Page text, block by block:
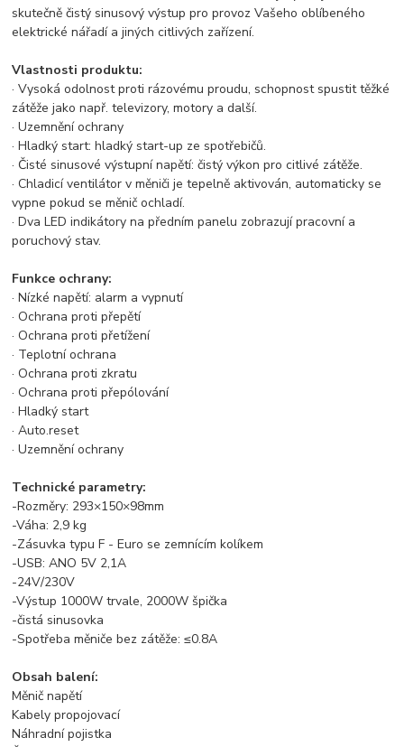
skutečně čistý sinusový výstup pro provoz Vašeho oblíbeného
elektrické nářadí a jiných citlivých zařízení.
Vlastnosti produktu:
· Vysoká odolnost proti rázovému proudu, schopnost spustit těžké
zátěže jako např. televizory, motory a další.
· Uzemnění ochrany
· Hladký start: hladký start-up ze spotřebičů.
· Čisté sinusové výstupní napětí: čistý výkon pro citlivé zátěže.
· Chladicí ventilátor v měniči je tepelně aktivován, automaticky se
vypne pokud se měnič ochladí.
· Dva LED indikátory na předním panelu zobrazují pracovní a
poruchový stav.
Funkce ochrany:
· Nízké napětí: alarm a vypnutí
· Ochrana proti přepětí
· Ochrana proti přetížení
· Teplotní ochrana
· Ochrana proti zkratu
· Ochrana proti přepólování
· Hladký start
· Auto.reset
· Uzemnění ochrany
Technické parametry:
-Rozměry: 293×150×98mm
-Váha: 2,9 kg
-Zásuvka typu F - Euro se zemnícím kolíkem
-USB: ANO 5V 2,1A
-24V/230V
-Výstup 1000W trvale, 2000W špička
-čistá sinusovka
-Spotřeba měniče bez zátěže: ≤0.8A
Obsah balení:
Měnič napětí
Kabely propojovací
Náhradní pojistka